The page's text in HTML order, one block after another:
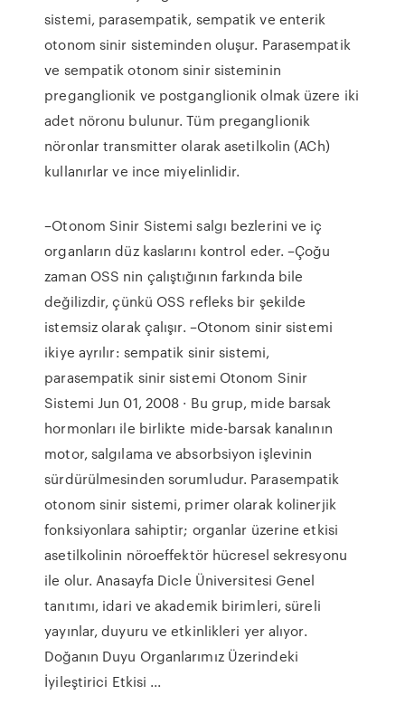
sistemi, parasempatik, sempatik ve enterik
otonom sinir sisteminden oluşur. Parasempatik
ve sempatik otonom sinir sisteminin
preganglionik ve postganglionik olmak üzere iki
adet nöronu bulunur. Tüm preganglionik
nöronlar transmitter olarak asetilkolin (ACh)
kullanırlar ve ince miyelinlidir.
–Otonom Sinir Sistemi salgı bezlerini ve iç
organların düz kaslarını kontrol eder. –Çoğu
zaman OSS nin çalıştığının farkında bile
değilizdir, çünkü OSS refleks bir şekilde
istemsiz olarak çalışır. –Otonom sinir sistemi
ikiye ayrılır: sempatik sinir sistemi,
parasempatik sinir sistemi Otonom Sinir
Sistemi Jun 01, 2008 · Bu grup, mide barsak
hormonları ile birlikte mide-barsak kanalının
motor, salgılama ve absorbsiyon işlevinin
sürdürülmesinden sorumludur. Parasempatik
otonom sinir sistemi, primer olarak kolinerjik
fonksiyonlara sahiptir; organlar üzerine etkisi
asetilkolinin nöroeffektör hücresel sekresyonu
ile olur. Anasayfa Dicle Üniversitesi Genel
tanıtımı, idari ve akademik birimleri, süreli
yayınlar, duyuru ve etkinlikleri yer alıyor.
Doğanın Duyu Organlarımız Üzerindeki
İyileştirici Etkisi ...